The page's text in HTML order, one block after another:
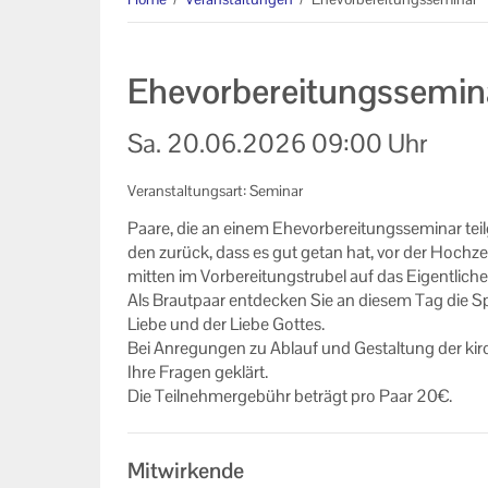
Sa. 20.06.2026 09:00 Uhr
Veranstaltungsart: Seminar
Paare, die an einem Ehe­vor­be­rei­tungs­se­mi­nar
den zu­rück, dass es gut getan hat, vor der
mit­ten im Vor­be­rei­tungs­tru­bel auf das
Als Braut­paar ent­de­cken Sie an die­sem Tag die
Liebe und der Liebe Got­tes.
Bei An­re­gun­gen zu Ab­lauf und Ge­stal­tung der
Ihre Fra­gen ge­klärt.
Die Teil­neh­mer­ge­bühr be­trägt pro Paar 20€.
Mitwirkende